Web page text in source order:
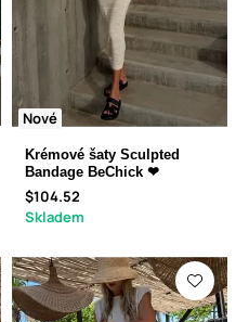
Nové
Krémové šaty Sculpted
Bandage BeChick ❤
$104.52
Skladem